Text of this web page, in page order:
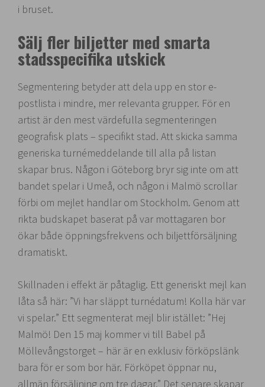
i bruset.
Sälj fler biljetter med smarta
stadsspecifika utskick
Segmentering betyder att dela upp en stor e-
postlista i mindre, mer relevanta grupper. För en
artist är den mest värdefulla segmenteringen
geografisk plats – specifikt stad. Att skicka samma
generiska turnémeddelande till alla på listan
skapar brus. Någon i Göteborg bryr sig inte om att
bandet spelar i Umeå, och någon i Malmö scrollar
förbi om mejlet handlar om Stockholm. Genom att
rikta budskapet baserat på var mottagaren bor
ökar både öppningsfrekvens och biljettförsäljning
dramatiskt.
Skillnaden i effekt är påtaglig. Ett generiskt mejl kan
låta så här: ”Vi har släppt turnédatum! Kolla här var
vi spelar.” Ett segmenterat mejl blir istället: ”Hej
Malmö! Den 15 maj kommer vi till Babel på
Möllevångstorget – här är en exklusiv förköpslänk
bara för er som bor här. Förköpet öppnar nu,
allmän försäljning om tre dagar.” Det senare skapar